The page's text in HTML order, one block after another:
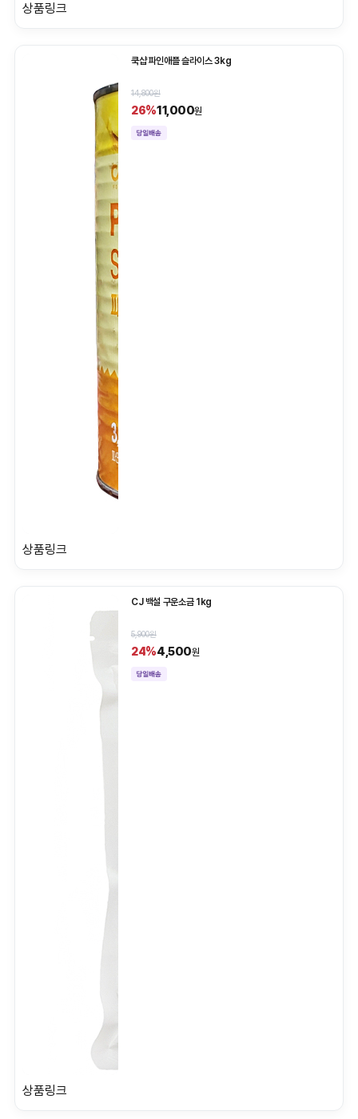
상품링크
쿡샵 파인애플 슬라이스 3kg
14,800원
26%11,000원
상품링크
CJ 백설 구운소금 1kg
5,900원
24%4,500원
상품링크